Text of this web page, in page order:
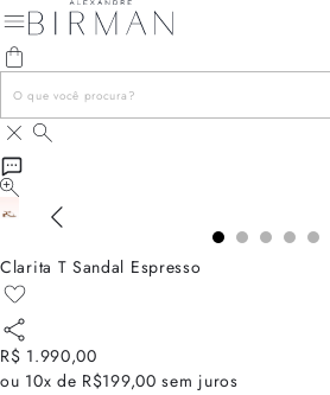
Clarita T Sandal Espresso
R$ 1.990,00
ou 10x de R$199,00 sem juros